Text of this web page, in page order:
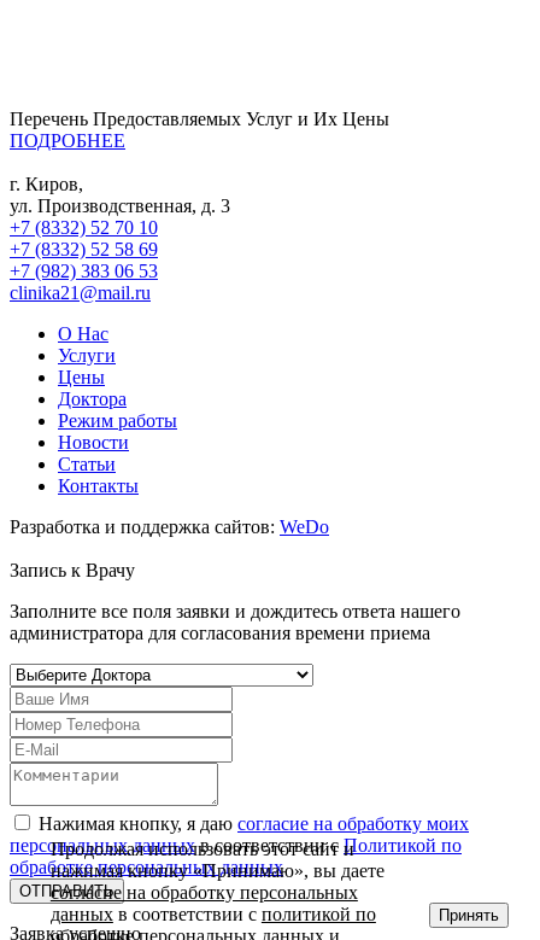
Перечень Предоставляемых Услуг и Их Цены
ПОДРОБНЕЕ
г. Киров,
ул. Производственная, д. 3
+7 (8332) 52 70 10
+7 (8332) 52 58 69
+7 (982) 383 06 53
clinika21@mail.ru
О Нас
Услуги
Цены
Доктора
Режим работы
Новости
Статьи
Контакты
Разработка и поддержка сайтов: WeDo
Запись к Врачу
Заполните все поля заявки и дождитесь ответа нашего
администратора для согласования времени приема
Нажимая кнопку, я даю согласие на обработку моих
персональных данныхв соответствии с Политикой по
обработке персональных данных
Заявка успешно
Продолжая использовать этот сайт и
нажимая кнопку «Принимаю», вы даете
согласие на обработку персональных
данныхв соответствии с политикой по
обработке персональных данныхи
Принять